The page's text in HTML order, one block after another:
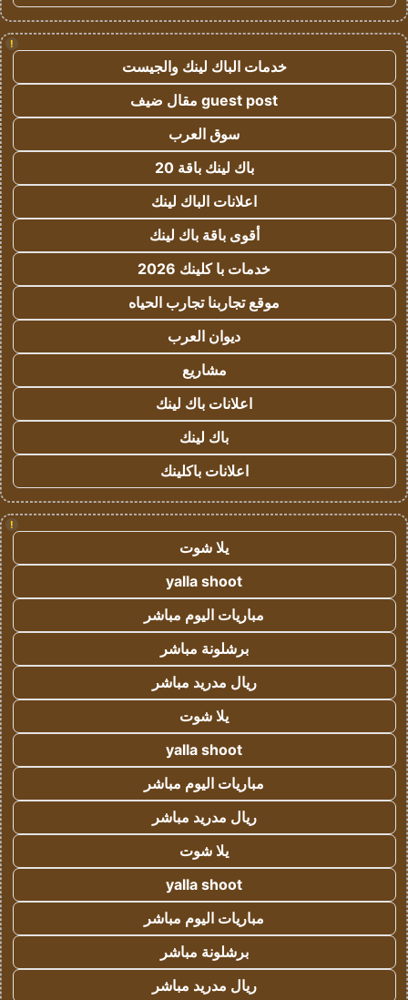
!
خدمات الباك لينك والجيست
guest post مقال ضيف
سوق العرب
باك لينك باقة 20
اعلانات الباك لينك
أقوى باقة باك لينك
خدمات با كلينك 2026
موقع تجاربنا تجارب الحياه
ديوان العرب
مشاريع
اعلانات باك لينك
باك لينك
اعلانات باكلينك
!
يلا شوت
yalla shoot
مباريات اليوم مباشر
برشلونة مباشر
ريال مدريد مباشر
يلا شوت
yalla shoot
مباريات اليوم مباشر
ريال مدريد مباشر
يلا شوت
yalla shoot
مباريات اليوم مباشر
برشلونة مباشر
ريال مدريد مباشر